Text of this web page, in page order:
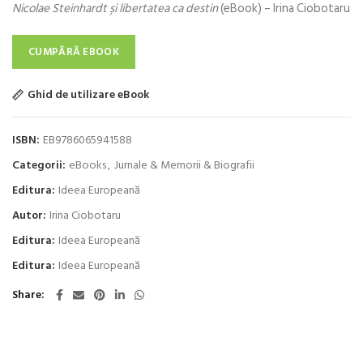
a
fost:
33,30 lei.
este:
27,60 lei.
Nicolae Steinhardt și libertatea ca destin(eBook) – Irina Ciobotaru
CUMPĂRĂ EBOOK
Ghid de utilizare eBook
ISBN: EB9786065941588
Categorii: eBooks, Jurnale & Memorii & Biografii
Editura: Ideea Europeană
Autor: Irina Ciobotaru
Editura: Ideea Europeană
Editura: Ideea Europeană
Share